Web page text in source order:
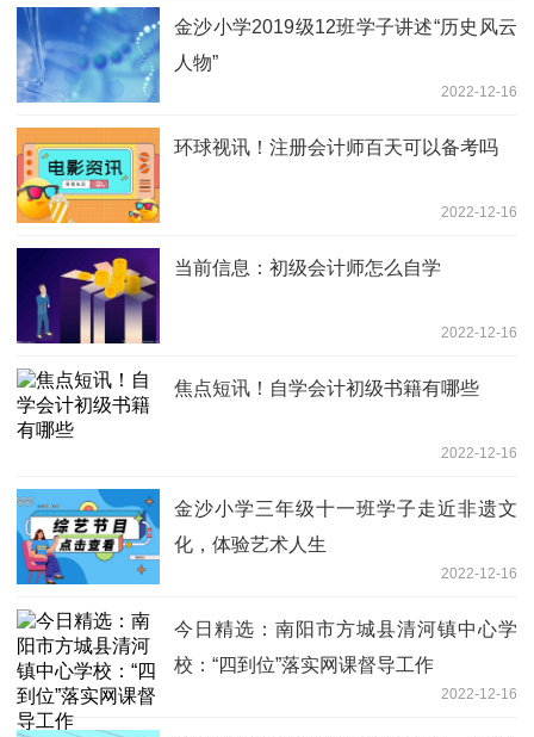
考试考务日程安排及有关事项的通知
金沙小学2019级12班学子讲述“历史风云
人物”
2022-12-16
环球视讯！注册会计师百天可以备考吗
2022-12-16
当前信息：初级会计师怎么自学
2022-12-16
焦点短讯！自学会计初级书籍有哪些
2022-12-16
金沙小学三年级十一班学子走近非遗文
化，体验艺术人生
2022-12-16
今日精选：南阳市方城县清河镇中心学
校：“四到位”落实网课督导工作
2022-12-16